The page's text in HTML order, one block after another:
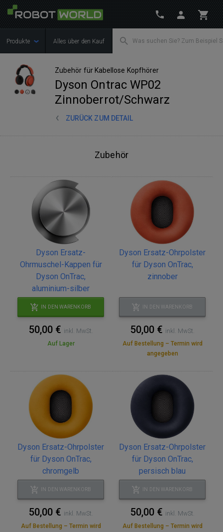
Produkte Alles über den Kauf
Zubehör für Kabellose Kopfhörer
Dyson Ontrac WP02
Zinnoberrot/Schwarz
ZURÜCK ZUM DETAIL
Zubehör
Dyson Ersatz-
Ohrmuschel-Kappen für
Dyson OnTrac,
aluminium-silber
IN DEN WARENKORB
50,00 € inkl. MwSt.
Auf Lager
Dyson Ersatz-Ohrpolster
für Dyson OnTrac,
zinnober
IN DEN WARENKORB
50,00 € inkl. MwSt.
Auf Bestellung – Termin wird
angegeben
Dyson Ersatz-Ohrpolster
für Dyson OnTrac,
chromgelb
IN DEN WARENKORB
50,00 € inkl. MwSt.
Auf Bestellung – Termin wird
Dyson Ersatz-Ohrpolster
für Dyson OnTrac,
persisch blau
IN DEN WARENKORB
50,00 € inkl. MwSt.
Auf Bestellung – Termin wird